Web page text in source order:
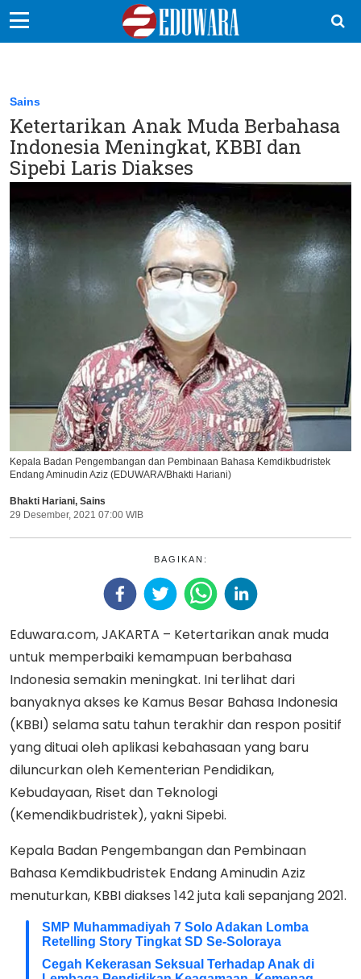
Sekolah Kita
Vokasi
Kampus
Idea
Sains
EduDana
Ikuti Kami di:
Sains
Ketertarikan Anak Muda Berbahasa
Indonesia Meningkat, KBBI dan
Sipebi Laris Diakses
Kepala Badan Pengembangan dan Pembinaan Bahasa Kemdikbudristek
Endang Aminudin Aziz (EDUWARA/Bhakti Hariani)
Bhakti Hariani, Sains
29 Desember, 2021 07:00 WIB
BAGIKAN:
Eduwara.com, JAKARTA – Ketertarikan anak muda
untuk memperbaiki kemampuan berbahasa
Indonesia semakin meningkat. Ini terlihat dari
banyaknya akses ke Kamus Besar Bahasa Indonesia
(KBBI) selama satu tahun terakhir dan respon positif
yang dituai oleh aplikasi kebahasaan yang baru
diluncurkan oleh Kementerian Pendidikan,
Kebudayaan, Riset dan Teknologi
(Kemendikbudristek), yakni Sipebi.
Kepala Badan Pengembangan dan Pembinaan
Bahasa Kemdikbudristek Endang Aminudin Aziz
menuturkan, KBBI diakses 142 juta kali sepanjang 2021.
SMP Muhammadiyah 7 Solo Adakan Lomba
Retelling Story Tingkat SD Se-Soloraya
Cegah Kekerasan Seksual Terhadap Anak di